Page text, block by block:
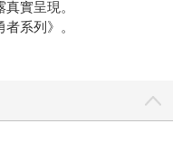
實呈現。
系列》。